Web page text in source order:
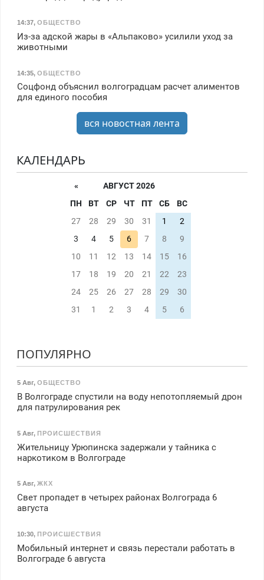
14:37, ОБЩЕСТВО
Из-за адской жары в «Альпаково» усилили уход за
животными
14:35, ОБЩЕСТВО
Соцфонд объяснил волгоградцам расчет алиментов
для единого пособия
вся новостная лента
КАЛЕНДАРЬ
«
АВГУСТ 2026
ПН
ВТ СР ЧТ ПТ СБ
ВС
27
28 29 30 31 1
2
3
4 5 6 7 8
9
10
11 12 13 14 15
16
17
18 19 20 21 22
23
24
25 26 27 28 29
30
31
1 2 3 4 5 6
ПОПУЛЯРНО
5 Авг, ОБЩЕСТВО
В Волгограде спустили на воду непотопляемый дрон
для патрулирования рек
5 Авг, ПРОИСШЕСТВИЯ
Жительницу Урюпинска задержали у тайника с
наркотиком в Волгограде
5 Авг, ЖКХ
Свет пропадет в четырех районах Волгограда 6
августа
10:30, ПРОИСШЕСТВИЯ
Мобильный интернет и связь перестали работать в
Волгограде 6 августа